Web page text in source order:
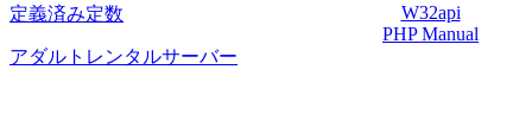
定義済み定数
W32api
PHP Manual
アダルトレンタルサーバー